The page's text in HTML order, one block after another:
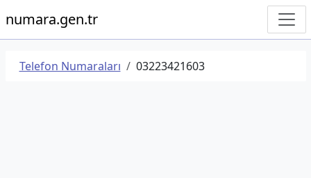
numara.gen.tr
Telefon Numaraları 03223421603